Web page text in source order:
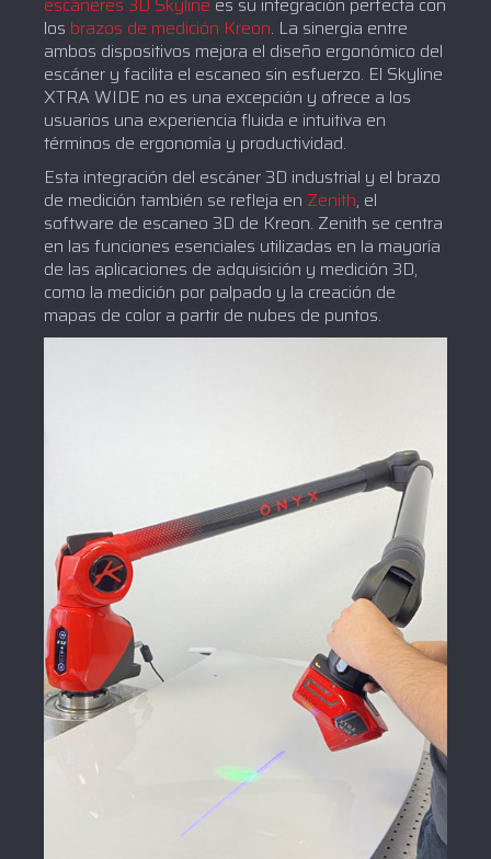
los brazos de medición Kreon. La sinergia entre
ambos dispositivos mejora el diseño ergonómico del
escáner y facilita el escaneo sin esfuerzo. El Skyline
XTRA WIDE no es una excepción y ofrece a los
usuarios una experiencia fluida e intuitiva en
términos de ergonomía y productividad.
Esta integración del escáner 3D industrial y el brazo
de medición también se refleja en Zenith, el
software de escaneo 3D de Kreon. Zenith se centra
en las funciones esenciales utilizadas en la mayoría
de las aplicaciones de adquisición y medición 3D,
como la medición por palpado y la creación de
mapas de color a partir de nubes de puntos.